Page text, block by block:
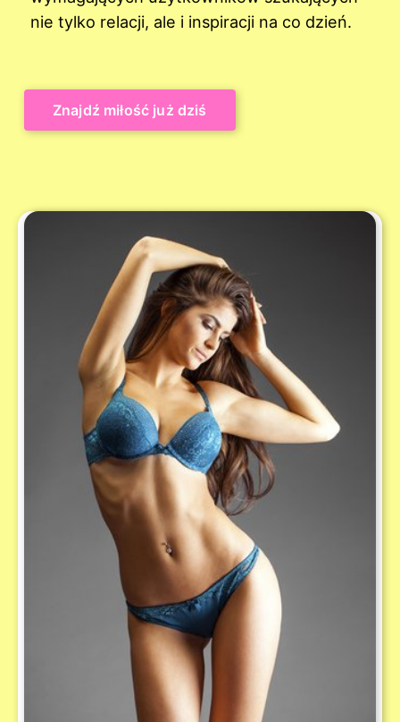
nie tylko relacji, ale i inspiracji na co dzień.
Znajdź miłość już dziś